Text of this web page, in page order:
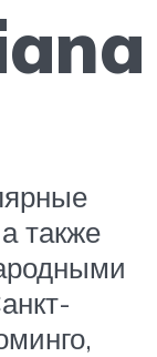
также